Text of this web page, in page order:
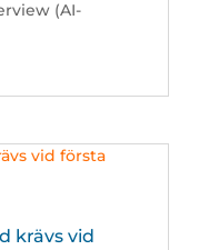
(AI-
krävs vid